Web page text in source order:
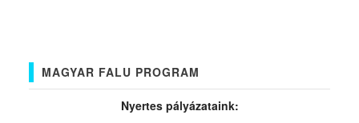
MAGYAR FALU PROGRAM
Nyertes pályázataink: